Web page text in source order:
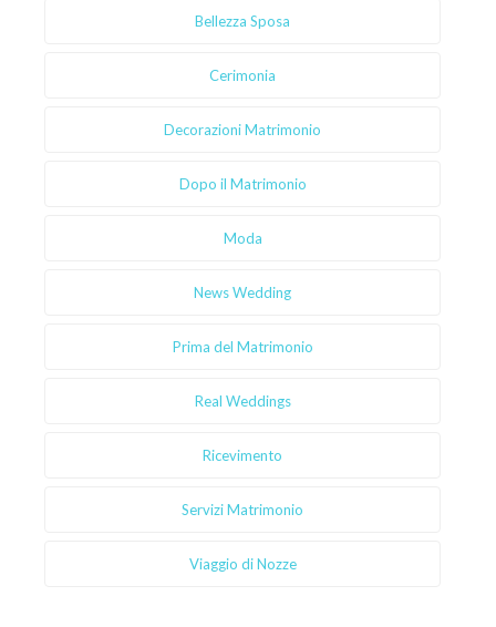
Bellezza Sposa
Cerimonia
Decorazioni Matrimonio
Dopo il Matrimonio
Moda
News Wedding
Prima del Matrimonio
Real Weddings
Ricevimento
Servizi Matrimonio
Viaggio di Nozze